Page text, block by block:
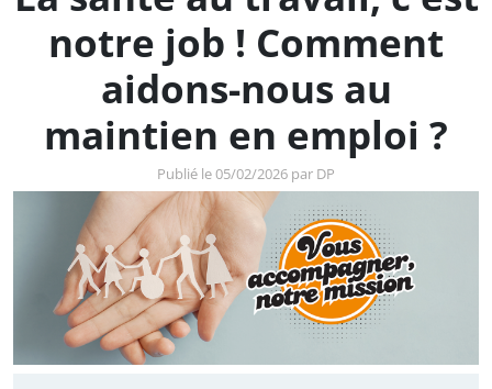
notre job ! Comment
aidons-nous au
maintien en emploi ?
Publié le 05/02/2026 par DP